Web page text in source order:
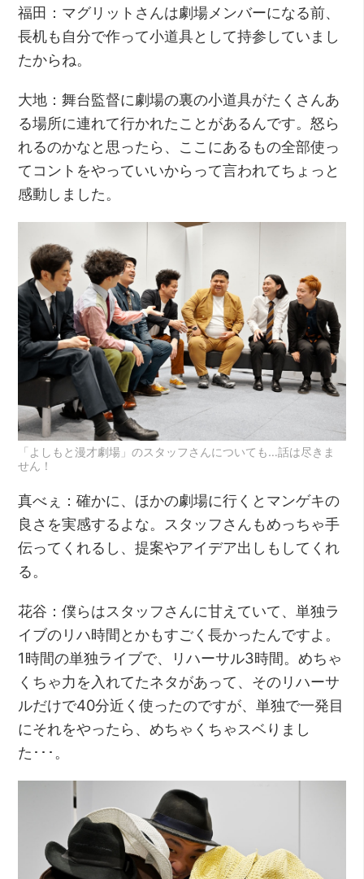
福田：マグリットさんは劇場メンバーになる前、
長机も自分で作って小道具として持参していまし
たからね。
大地：舞台監督に劇場の裏の小道具がたくさんあ
る場所に連れて行かれたことがあるんです。怒ら
れるのかなと思ったら、ここにあるもの全部使っ
てコントをやっていいからって言われてちょっと
感動しました。
「よしもと漫才劇場」のスタッフさんについても…話は尽きま
せん！
真べぇ：確かに、ほかの劇場に行くとマンゲキの
良さを実感するよな。スタッフさんもめっちゃ手
伝ってくれるし、提案やアイデア出しもしてくれ
る。
花谷：僕らはスタッフさんに甘えていて、単独ラ
イブのリハ時間とかもすごく長かったんですよ。
1時間の単独ライブで、リハーサル3時間。めちゃ
くちゃ力を入れてたネタがあって、そのリハーサ
ルだけで40分近く使ったのですが、単独で一発目
にそれをやったら、めちゃくちゃスベりまし
た･･･。